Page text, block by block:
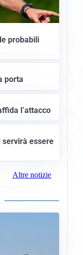
probabili
porta
l’attacco
servirà essere
Altre notizie